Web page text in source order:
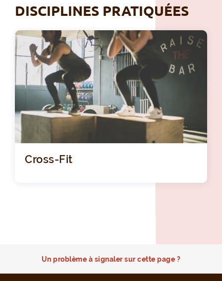
DISCIPLINES PRATIQUÉES
Cross-Fit
Un problème à signaler sur cette page ?